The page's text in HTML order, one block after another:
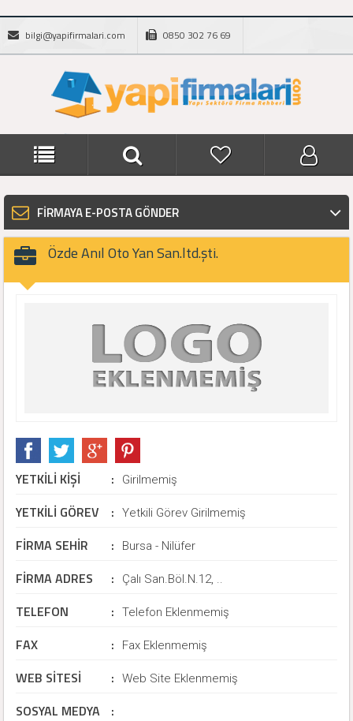
bilgi@yapifirmalari.com 0850 302 76 69
FİRMAYA E-POSTA GÖNDER
Özde Anıl Oto Yan San.ltd.şti.
YETKİLİ KİŞİ : Girilmemiş
YETKİLİ GÖREV : Yetkili Görev Girilmemiş
FİRMA SEHİR : Bursa - Nilüfer
FİRMA ADRES : Çalı San.Böl.N.12, ..
TELEFON : Telefon Eklenmemiş
FAX : Fax Eklenmemiş
WEB SİTESİ : Web Site Eklenmemiş
SOSYAL MEDYA :